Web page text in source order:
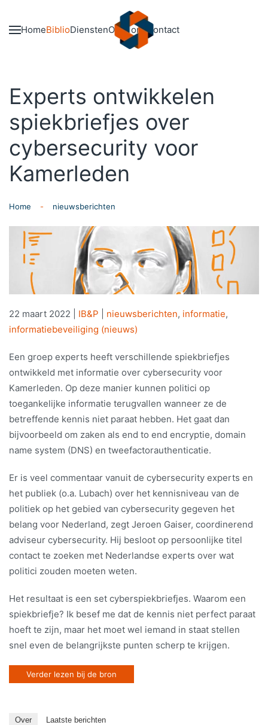
Skip to main content
HomeBiblioDienstenOver onsContact
Experts ontwikkelen
spiekbriefjes over
cybersecurity voor
Kamerleden
Home nieuwsberichten
22 maart 2022 IB&P nieuwsberichten, informatie,
informatiebeveiliging (nieuws)
Een groep experts heeft verschillende spiekbriefjes
ontwikkeld met informatie over cybersecurity voor
Kamerleden. Op deze manier kunnen politici op
toegankelijke informatie terugvallen wanneer ze de
betreffende kennis niet paraat hebben. Het gaat dan
bijvoorbeeld om zaken als end to end encryptie, domain
name system (DNS) en tweefactorauthenticatie.
Er is veel commentaar vanuit de cybersecurity experts en
het publiek (o.a. Lubach) over het kennisniveau van de
politiek op het gebied van cybersecurity gegeven het
belang voor Nederland, zegt Jeroen Gaiser, coordinerend
adviseur cybersecurity. Hij besloot op persoonlijke titel
contact te zoeken met Nederlandse experts over wat
politici zouden moeten weten.
Het resultaat is een set cyberspiekbriefjes. Waarom een
spiekbriefje? Ik besef me dat de kennis niet perfect paraat
hoeft te zijn, maar het moet wel iemand in staat stellen
snel even de belangrijkste punten scherp te krijgen.
Verder lezen bij de bron
Over Laatste berichten